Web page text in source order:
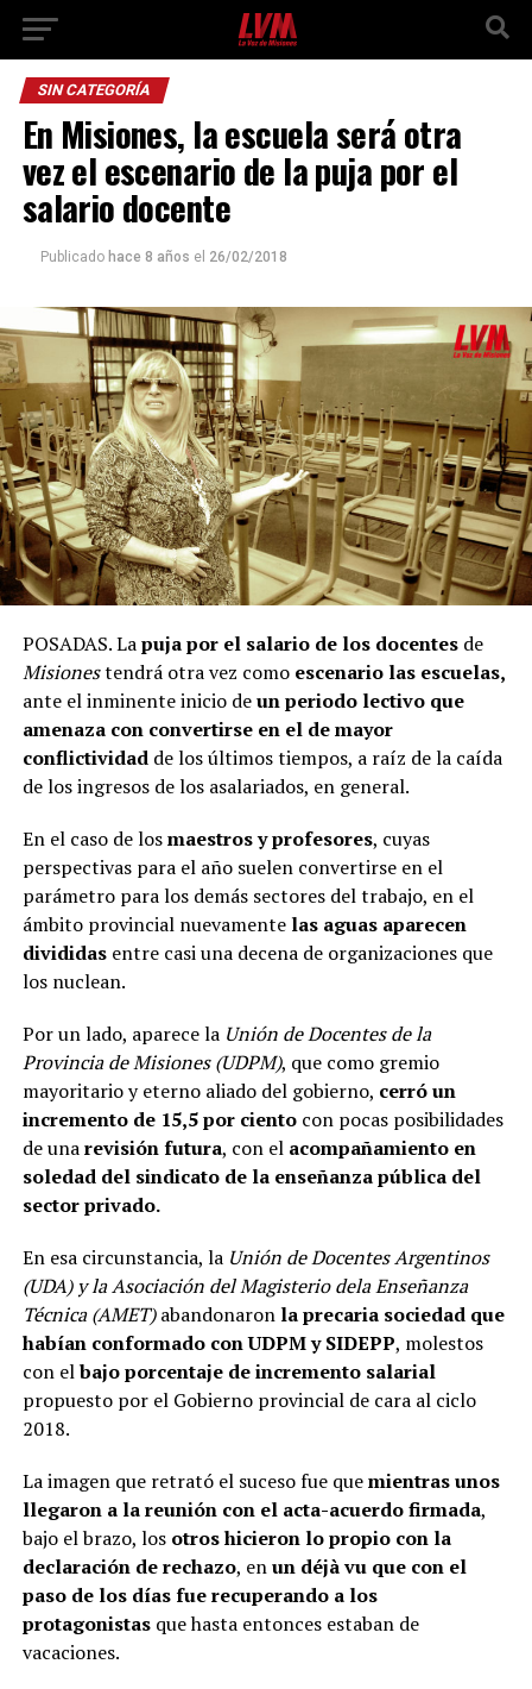
SIN CATEGORÍA
En Misiones, la escuela será otra
vez el escenario de la puja por el
salario docente
Publicado hace 8 años el 26/02/2018
POSADAS. Lapuja por el salario de los docentesde
Misionestendrá otra vez como escenario las escuelas,
ante el inminente inicio deun periodo lectivo que
amenaza con convertirse en el de mayor
conflictividadde los últimos tiempos, a raíz de la caída
de los ingresos de los asalariados, en general.
En el caso de losmaestros y profesores, cuyas
perspectivas para el año suelen convertirse en el
parámetro para los demás sectores del trabajo, en el
ámbito provincial nuevamentelas aguas aparecen
divididasentre casi una decena de organizaciones que
los nuclean.
Por un lado, aparece la Unión de Docentes de la
Provincia de Misiones (UDPM), que como gremio
mayoritario y eterno aliado del gobierno, cerró un
incremento de 15,5 por cientocon pocas posibilidades
de unarevisión futura, con el acompañamiento en
soledad del sindicato de la enseñanza pública del
sector privado.
En esa circunstancia, la Unión de Docentes Argentinos
(UDA) y la Asociación del Magisterio dela Enseñanza
Técnica (AMET)abandonaron la precaria sociedad que
habían conformado con UDPM y SIDEPP, molestos
con elbajo porcentaje de incremento salarial
propuesto por el Gobierno provincial de cara al ciclo
2018.
La imagen que retrató el suceso fue quemientras unos
llegaron a la reunión con el acta-acuerdo firmada,
bajo el brazo, los otros hicieron lo propio con la
declaración de rechazo, enun déjà vu que con el
paso de los días fue recuperando a los
protagonistasque hasta entonces estaban de
vacaciones.